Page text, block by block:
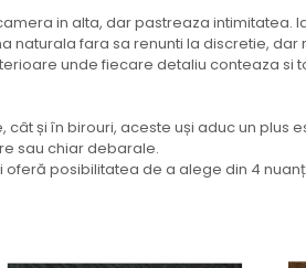
in alta, dar pastreaza
naturala fara sa renunti la discretie,
unde fiecare detaliu conteaza si
și în birouri, aceste uși aduc un plus
sau chiar debarale.
oferă posibilitatea de a alege din 4